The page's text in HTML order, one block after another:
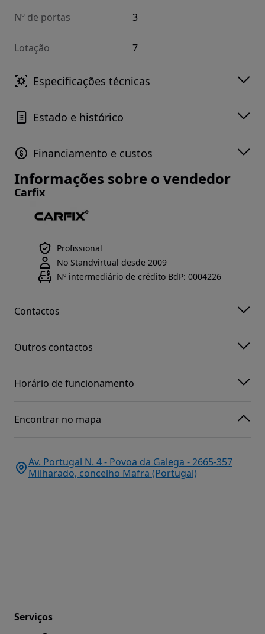
Nº de portas 3
Lotação 7
Especificações técnicas
Estado e histórico
Financiamento e custos
Informações sobre o vendedor
Carfix
Profissional
No Standvirtual desde 2009
Nº intermediário de crédito BdP: 0004226
Contactos
Outros contactos
Horário de funcionamento
Encontrar no mapa
Av. Portugal N. 4 - Povoa da Galega - 2665-357
Milharado, concelho Mafra (Portugal)
Serviços